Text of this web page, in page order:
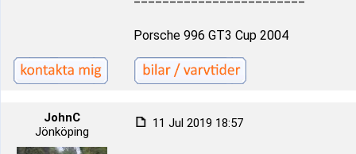
Porsche 996 GT3 Cup 2004
JohnC
Jönköping
11 Jul 2019 18:57